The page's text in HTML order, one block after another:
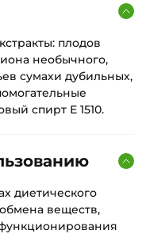
плодов
необычного,
сумахи дубильных,
спирт Е 1510.
диетического
веществ,